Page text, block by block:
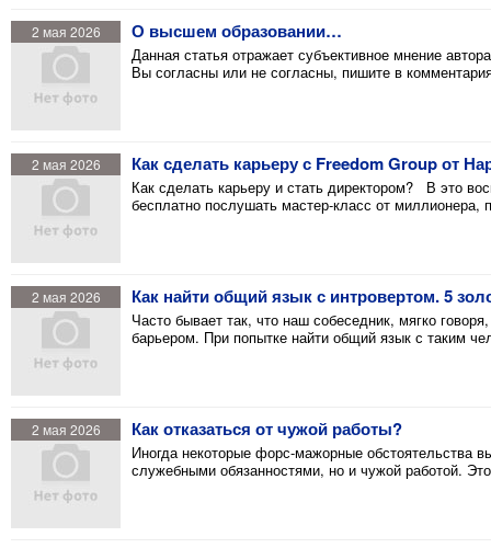
2 мая 2026 О высшем образовании…
Данная статья отражает субъективное мнение
Вы согласны или не согласны, пишите в
2 мая 2026 Как сделать карьеру с Freedom Group от
Как сделать карьеру и стать директором? В это
бесплатно послушать мастер-класс от миллионера,
2 мая 2026 Как найти общий язык с интровертом. 5
Часто бывает так, что наш собеседник, мягко
барьером. При попытке найти общий язык с таким
2 мая 2026 Как отказаться от чужой работы?
Иногда некоторые форс-мажорные обстоятельства
служебными обязанностями, но и чужой работой.